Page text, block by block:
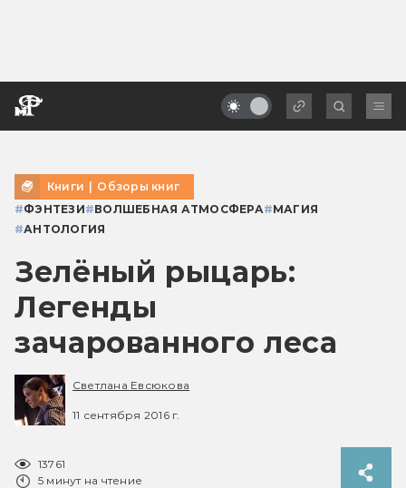
Книги | Обзоры книг
#ФЭНТЕЗИ#ВОЛШЕБНАЯ АТМОСФЕРА#МАГИЯ
#АНТОЛОГИЯ
Зелёный рыцарь:
Легенды
зачарованного леса
Светлана Евсюкова
11 сентября 2016 г.
13761
5 минут на чтение